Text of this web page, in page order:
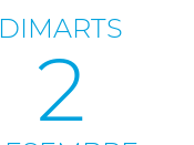
DIMARTS
2